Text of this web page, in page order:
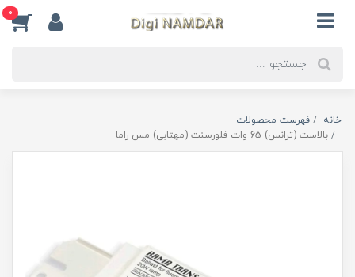
0
خانه
فهرست محصولات
بالاست (ترانس) 65 وات فلورسنت (مهتابی) مس راما